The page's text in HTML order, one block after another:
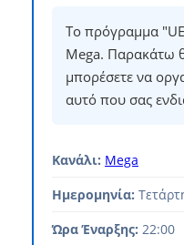
Το πρόγραμμα
Mega. Παρακάτω
μπορέσετε να
αυτό που σας
Κανάλι: Mega
Ημερομηνία:
Ώρα Έναρξης: 22:00